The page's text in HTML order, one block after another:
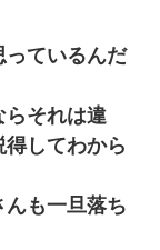
っているんだ
らそれは違
してわから
んも一旦落ち